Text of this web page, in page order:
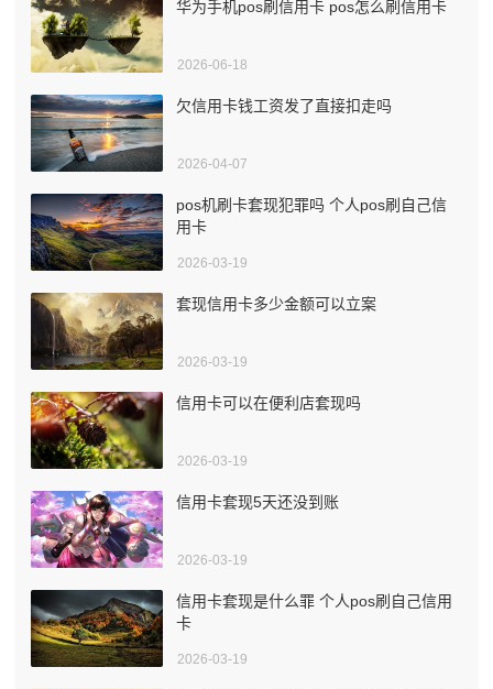
华为手机pos刷信用卡 pos怎么刷信用卡
2026-06-18
欠信用卡钱工资发了直接扣走吗
2026-04-07
pos机刷卡套现犯罪吗 个人pos刷自己信
用卡
2026-03-19
套现信用卡多少金额可以立案
2026-03-19
信用卡可以在便利店套现吗
2026-03-19
信用卡套现5天还没到账
2026-03-19
信用卡套现是什么罪 个人pos刷自己信用
卡
2026-03-19